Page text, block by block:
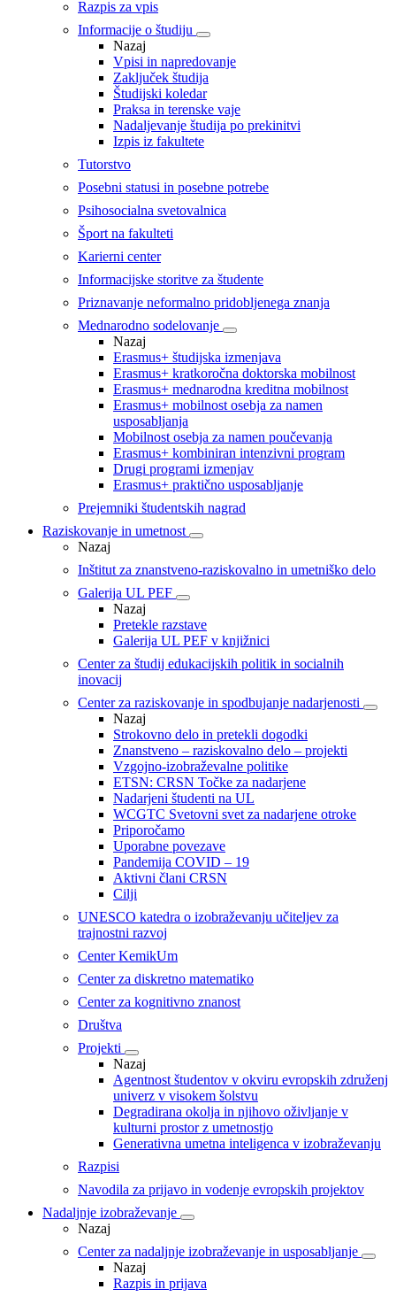
Razpis za vpis
Informacije o študiju
Nazaj
Vpisi in napredovanje
Zaključek študija
Študijski koledar
Praksa in terenske vaje
Nadaljevanje študija po prekinitvi
Izpis iz fakultete
Tutorstvo
Posebni statusi in posebne potrebe
Psihosocialna svetovalnica
Šport na fakulteti
Karierni center
Informacijske storitve za študente
Priznavanje neformalno pridobljenega znanja
Mednarodno sodelovanje
Nazaj
Erasmus+ študijska izmenjava
Erasmus+ kratkoročna doktorska mobilnost
Erasmus+ mednarodna kreditna mobilnost
Erasmus+ mobilnost osebja za namen
usposabljanja
Mobilnost osebja za namen poučevanja
Erasmus+ kombiniran intenzivni program
Drugi programi izmenjav
Erasmus+ praktično usposabljanje
Prejemniki študentskih nagrad
Raziskovanje in umetnost
Nazaj
Inštitut za znanstveno-raziskovalno in umetniško delo
Galerija UL PEF
Nazaj
Pretekle razstave
Galerija UL PEF v knjižnici
Center za študij edukacijskih politik in socialnih
inovacij
Center za raziskovanje in spodbujanje nadarjenosti
Nazaj
Strokovno delo in pretekli dogodki
Znanstveno – raziskovalno delo – projekti
Vzgojno-izobraževalne politike
ETSN: CRSN Točke za nadarjene
Nadarjeni študenti na UL
WCGTC Svetovni svet za nadarjene otroke
Priporočamo
Uporabne povezave
Pandemija COVID – 19
Aktivni člani CRSN
Cilji
UNESCO katedra o izobraževanju učiteljev za
trajnostni razvoj
Center KemikUm
Center za diskretno matematiko
Center za kognitivno znanost
Društva
Projekti
Nazaj
Agentnost študentov v okviru evropskih združenj
univerz v visokem šolstvu
Degradirana okolja in njihovo oživljanje v
kulturni prostor z umetnostjo
Generativna umetna inteligenca v izobraževanju
Razpisi
Navodila za prijavo in vodenje evropskih projektov
Nadaljnje izobraževanje
Nazaj
Center za nadaljnje izobraževanje in usposabljanje
Nazaj
Razpis in prijava